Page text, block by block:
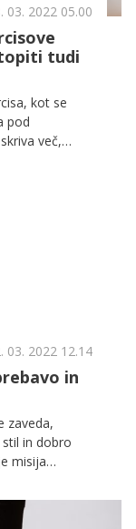
03. 2022 05.00
tudi
kot se
pod
več,
v odnosu
03. 2022 12.14
in
zaveda,
in dobro
misija
utrujenosti in
problemi s